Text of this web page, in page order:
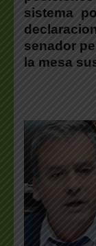
sistema
senador
la mesa